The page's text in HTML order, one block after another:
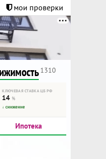
мои проверки
1310
КЛЮЧЕВАЯ СТАВКА ЦБ РФ
14%
↓ снижение
Ипотека